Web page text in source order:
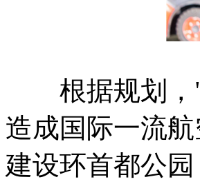
根据规划，"
造成国际一流
建设环首都公